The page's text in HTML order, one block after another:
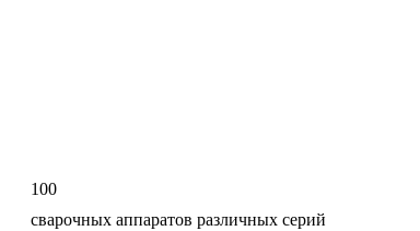
100
сварочных аппаратов различных серий